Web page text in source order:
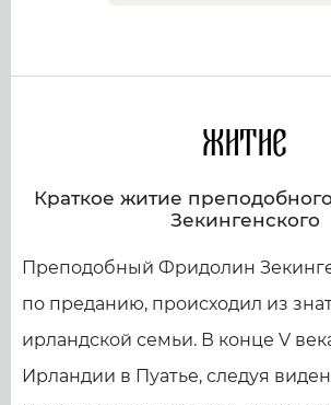
Житие
Краткое житие
Зекингенского
Преподобный Фридолин
по преданию, происходил из
ирландской семьи. В конце V
Ирландии в Пуатье, следуя